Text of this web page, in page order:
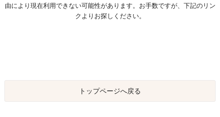
由により現在利用できない可能性があります。お手数ですが、下記のリン
クよりお探しください。
トップページへ戻る